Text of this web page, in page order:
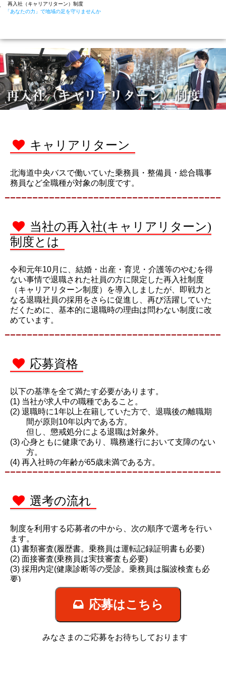
再入社（キャリアリターン）制度
「あなたの力」で地域の足を守りませんか
キャリアリターン
北海道中央バスで働いていた乗務員・整備員・総合職事
務員など全職種が対象の制度です。
当社の再入社(キャリアリターン)
制度とは
令和元年10月に、結婚・出産・育児・介護等のやむを得
ない事情で退職された社員の方に限定した再入社制度
（キャリアリターン制度）を導入しましたが、即戦力と
なる退職社員の採用をさらに促進し、再び活躍していた
だくために、基本的に退職時の理由は問わない制度に改
めています。
応募資格
以下の基準を全て満たす必要があります。
当社が求人中の職種であること。
退職時に1年以上在籍していた方で、退職後の離職期
間が原則10年以内である方。
但し、懲戒処分による退職は対象外。
心身ともに健康であり、職務遂行において支障のない
方。
再入社時の年齢が65歳未満である方。
選考の流れ
制度を利用する応募者の中から、次の順序で選考を行い
ます。
書類審査(履歴書。乗務員は運転記録証明書も必要)
面接審査(乗務員は実技審査も必要)
採用内定(健康診断等の受診。乗務員は脳波検査も必
要)
応募はこちら
みなさまのご応募をお待ちしております